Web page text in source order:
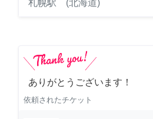
札幌駅 (北海道)
ありがとうございます！
依頼されたチケット